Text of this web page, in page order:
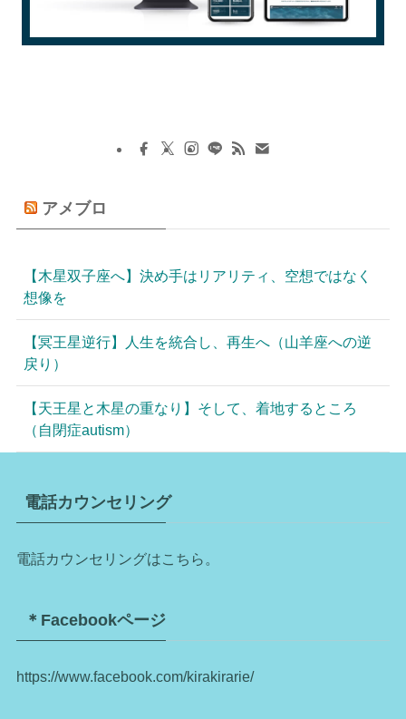
アメブロ
【木星双子座へ】決め手はリアリティ、空想ではなく
想像を
【冥王星逆行】人生を統合し、再生へ（山羊座への逆
戻り）
【天王星と木星の重なり】そして、着地するところ
（自閉症autism）
電話カウンセリング
電話カウンセリングはこちら。
＊Facebookページ
https://www.facebook.com/kirakirarie/